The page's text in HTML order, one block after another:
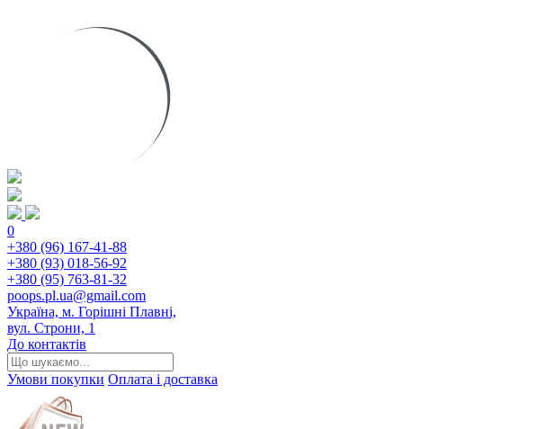
0
+380 (96) 167-41-88
+380 (93) 018-56-92
+380 (95) 763-81-32
poops.pl.ua@gmail.com
Україна, м. Горішні Плавні,
вул. Строни, 1
До контактів
Умови покупки Оплата і доставка